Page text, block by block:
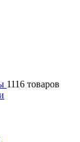
1116 товаров